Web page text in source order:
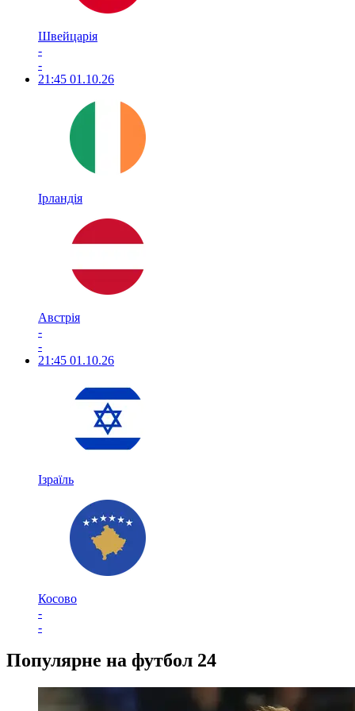
Швейцарія
-
-
21:45 01.10.26
Ірландія
Австрія
-
-
21:45 01.10.26
Ізраїль
Косово
-
-
Популярне на футбол 24